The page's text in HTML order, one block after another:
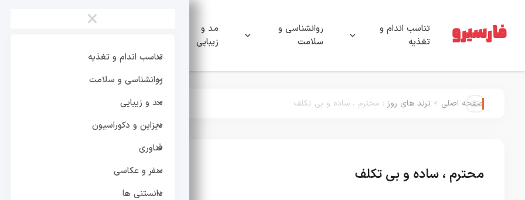
تناسب اندام و
تغذیه
روانشناسی و
سلامت
مد و
زیبایی
×
تناسب اندام و تغذیه
روانشناسی و سلامت
مد و زیبایی
دیزاین و دکوراسیون
فناوری
سفر و عکاسی
دانستنی ها
صفحه اصلی > ترند های روز : محترم ، ساده و بی تکلف
محترم ، ساده و بی تکلف